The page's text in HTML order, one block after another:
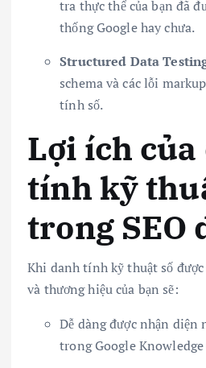
tra thực thể của bạn đã
thống Google hay chưa.
Structured Data
schema và các lỗi
tính số.
Lợi ích của
tính kỹ
trong SEO
Khi danh tính kỹ thuật số
và thương hiệu của bạn sẽ:
Dễ dàng được nhận diện
trong Google